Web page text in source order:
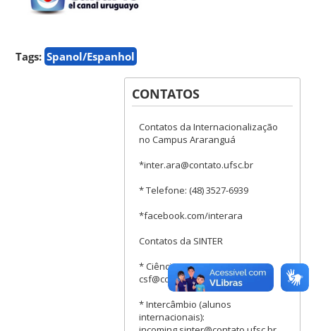
Tags: Spanol/Espanhol
CONTATOS
Contatos da Internacionalização
no Campus Araranguá
*inter.ara@contato.ufsc.br
* Telefone: (48) 3527-6939
*facebook.com/interara
Contatos da SINTER
* Ciência sem Fronteiras:
csf@contato.ufsc.br
* Intercâmbio (alunos
internacionais):